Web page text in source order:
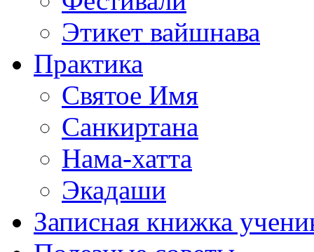
Этикет вайшнава
Практика
Святое Имя
Санкиртана
Нама-хатта
Экадаши
Записная книжка